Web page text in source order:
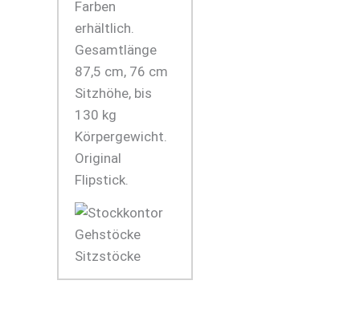
Farben
erhältlich.
Gesamtlänge
87,5 cm, 76 cm
Sitzhöhe, bis
130 kg
Körpergewicht.
Original
Flipstick.